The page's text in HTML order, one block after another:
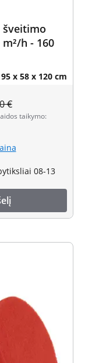
h - 160
95 x 58 x 120 cm
€
taikymo:
08-13